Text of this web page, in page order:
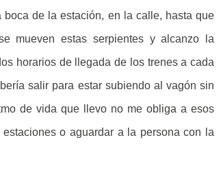
de la estación, en la calle, hasta que
mueven estas serpientes y alcanzo la
horarios de llegada de los trenes a cada
salir para estar subiendo al vagón sin
de vida que llevo no me obliga a esos
o aguardar a la persona con la